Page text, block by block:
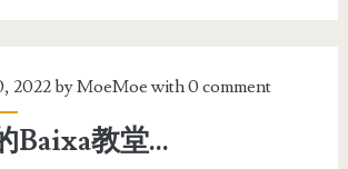
2022 byMoeMoewith0 comment
Baixa教堂...